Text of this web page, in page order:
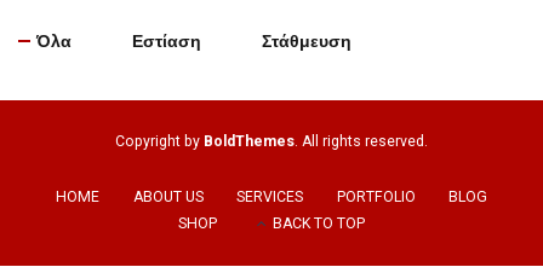
Όλα Εστίαση Στάθμευση
Copyright by BoldThemes. All rights reserved.
HOME ABOUT US SERVICES PORTFOLIO
BLOG
SHOP
BACK TO TOP